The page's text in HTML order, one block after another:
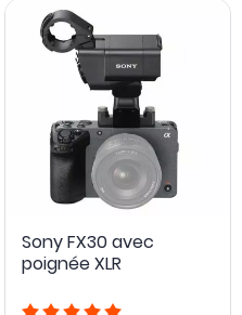
OCCASION
Sony FX30 avec
poignée XLR